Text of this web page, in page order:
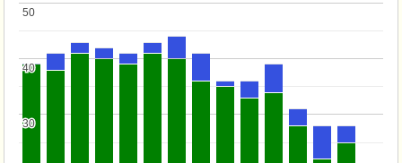
30
30
40
40
50
50